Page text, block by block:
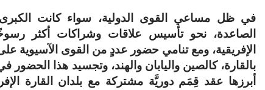
في ظل مساعي القوى الدولية، سواء كانت الكبرى
الصاعدة، نحو تأسيس علاقات وشراكات أكثر
الإفريقية، ومع تنامي حضور عددٍ من القوى الآسيوية
بالقارة، كالصين واليابان والهند، وتجسيد هذا الحضور
أبرزها عقد قِمَم دوريَّة مشتركة مع بلدان القارة